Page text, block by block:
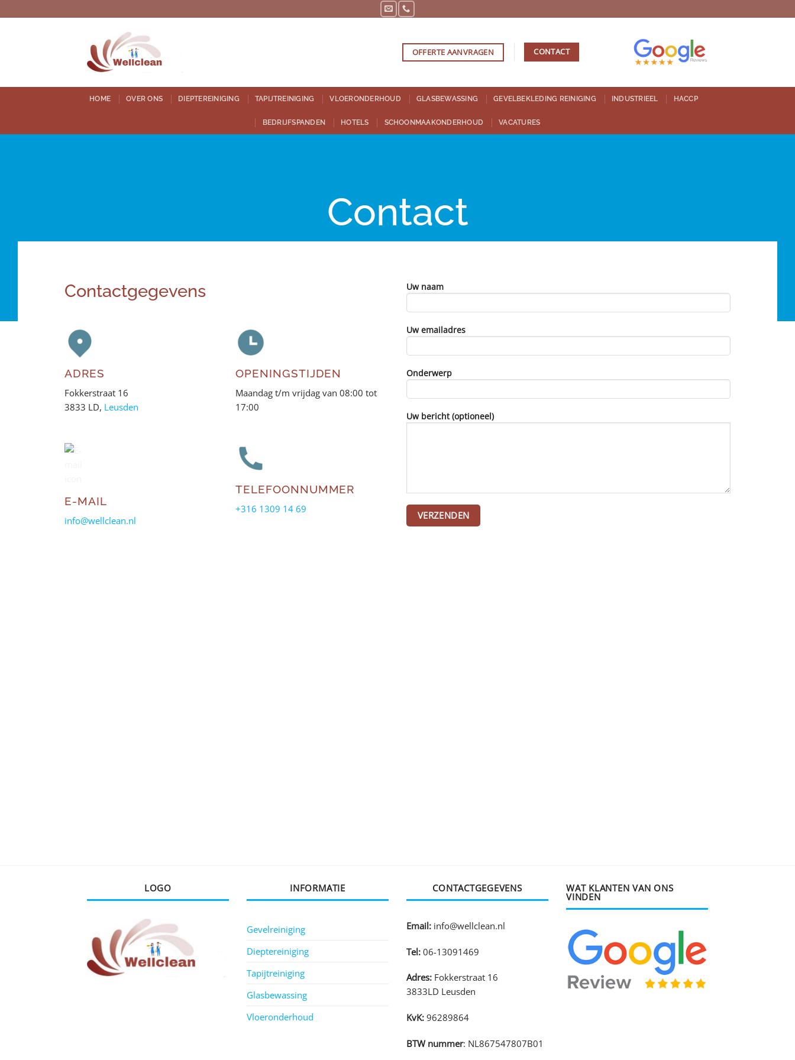
naar
OFFERTE AANVRAGEN CONTACT
HOME OVER ONS DIEPTEREINIGING TAPIJTREINIGING VLOERONDERHOUD GLASBEWASSING GEVELBEKLEDING REINIGING INDUSTRIEEL HACCP
BEDRIJFSPANDEN HOTELS SCHOONMAAKONDERHOUD VACATURES
Contact
Contactgegevens
ADRES
Fokkerstraat 16
3833 LD, Leusden
OPENINGSTIJDEN
Maandag t/m vrijdag van 08:00 tot
17:00
E-MAIL
info@wellclean.nl
TELEFOONNUMMER
+316 1309 14 69
Uw naam
Uw emailadres
Onderwerp
Uw bericht (optioneel)
LOGO INFORMATIE
Gevelreiniging
Dieptereiniging
Tapijtreiniging
Glasbewassing
Vloeronderhoud
CONTACTGEGEVENS
Email: info@wellclean.nl
Tel: 06-13091469
Adres: Fokkerstraat 16
3833LD Leusden
KvK: 96289864
BTW nummer: NL867547807B01
WAT KLANTEN VAN ONS
VINDEN